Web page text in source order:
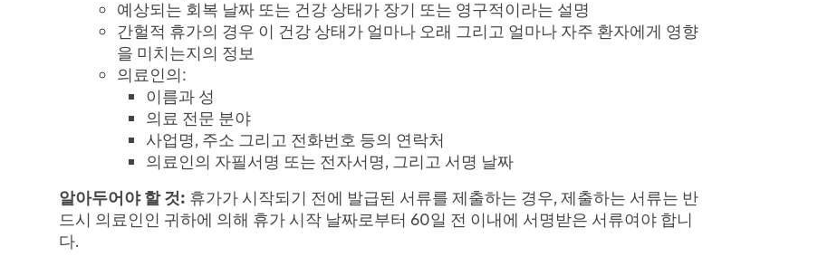
예상되는 회복 날짜 또는 건강 상태가 장기 또는 영구적이라는 설명
간헐적 휴가의 경우 이 건강 상태가 얼마나 오래 그리고 얼마나 자주 환자에게 영향
을 미치는지의 정보
의료인의:
이름과 성
의료 전문 분야
사업명, 주소 그리고 전화번호 등의 연락처
의료인의 자필서명 또는 전자서명, 그리고 서명 날짜
알아두어야 할 것: 휴가가 시작되기 전에 발급된 서류를 제출하는 경우, 제출하는 서류는 반
드시 의료인인 귀하에 의해 휴가 시작 날짜로부터 60일 전 이내에 서명받은 서류여야 합니
다.